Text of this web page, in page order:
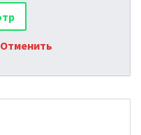
Отменить